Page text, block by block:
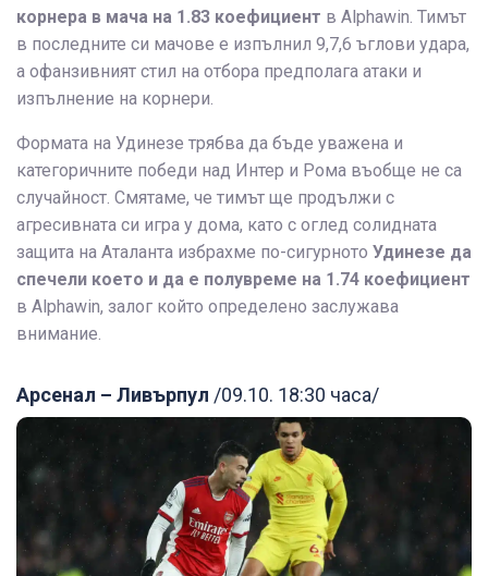
корнера в мача на 1.83 коефициент в Alphawin. Тимът
в последните си мачове е изпълнил 9,7,6 ъглови удара,
а офанзивният стил на отбора предполага атаки и
изпълнение на корнери.
Формата на Удинезе трябва да бъде уважена и
категоричните победи над Интер и Рома въобще не са
случайност. Смятаме, че тимът ще продължи с
агресивната си игра у дома, като с оглед солидната
защита на Аталанта избрахме по-сигурното Удинезе да
спечели което и да е полувреме на 1.74 коефициент
в Alphawin, залог който определено заслужава
внимание.
Арсенал – Ливърпул /09.10. 18:30 часа/